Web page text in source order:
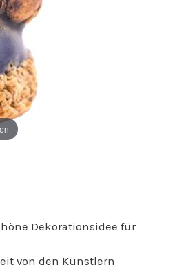
Dekorationsidee für
von den Künstlern